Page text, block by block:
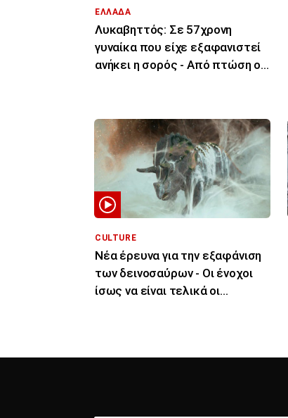
ΕΛΛΑΔΑ
Λυκαβηττός: Σε 57χρονη
γυναίκα που είχε εξαφανιστεί
ανήκει η σορός - Από πτώση ο
CULTURE
Νέα έρευνα για την εξαφάνιση
των δεινοσαύρων - Οι ένοχοι
ίσως να είναι τελικά οι